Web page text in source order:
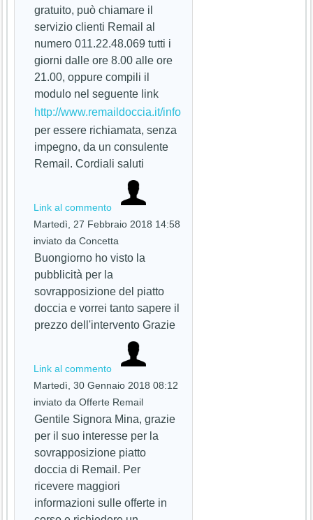
gratuito, può chiamare il
servizio clienti Remail al
numero 011.22.48.069 tutti i
giorni dalle ore 8.00 alle ore
21.00, oppure compili il
modulo nel seguente link
http://www.remaildoccia.it/info
per essere richiamata, senza
impegno, da un consulente
Remail. Cordiali saluti
Link al commento
Martedì, 27 Febbraio 2018 14:58
inviato da Concetta
Buongiorno ho visto la
pubblicità per la
sovrapposizione del piatto
doccia e vorrei tanto sapere il
prezzo dell'intervento Grazie
Link al commento
Martedì, 30 Gennaio 2018 08:12
inviato da Offerte Remail
Gentile Signora Mina, grazie
per il suo interesse per la
sovrapposizione piatto
doccia di Remail. Per
ricevere maggiori
informazioni sulle offerte in